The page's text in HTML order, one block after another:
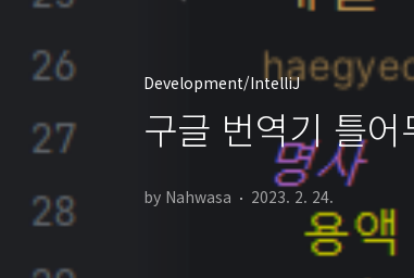
Development/IntelliJ
구글 번역기 틀
by Nahwasa 2023. 2. 24.